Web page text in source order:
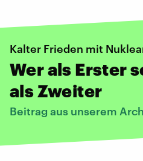
Kalter Frieden mit
Wer als Erster
als Zweiter
Beitrag aus unserem